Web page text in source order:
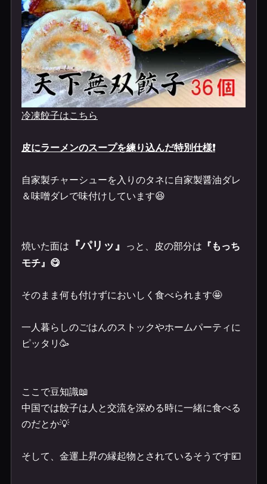
冷凍餃子はこちら
皮にラーメンのスープを練り込んだ特別仕様❗️
自家製チャーシューを入りのタネに自家製醤油ダレ
＆味噌ダレで味付けしています😆
焼いた面は 『パリッ』 っと、皮の部分は 『もっち
モチ』😋
そのまま何も付けずにおいしく食べられます🤩
一人暮らしのごはんのストックやホームパーティに
ピッタリ🥳
ここで豆知識📖
中国では餃子は人と交流を深める時に一緒に食べる
のだとか💡
そして、金運上昇の縁起物とされているそうです💴